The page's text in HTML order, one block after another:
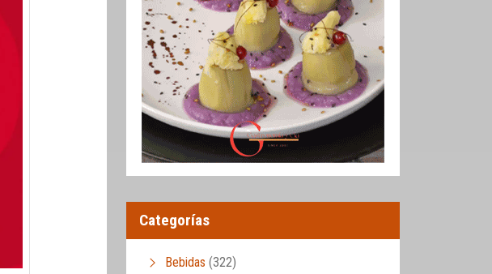
Categorías
Bebidas (322)